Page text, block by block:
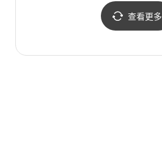
查看更多